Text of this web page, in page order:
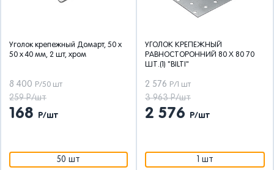
Уголок крепежный Домарт, 50 x
50 x 40 мм, 2 шт, хром
8 400 Р/50 шт
259 Р/шт
168 Р/шт
50 шт
УГОЛОК КРЕПЕЖНЫЙ
РАВНОСТОРОННИЙ 80 Х 80 70
ШТ.(1) "BILTI"
2 576 Р/1 шт
3 963 Р/шт
2 576 Р/шт
1 шт